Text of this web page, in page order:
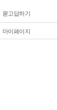
묻고답하기
마이페이지